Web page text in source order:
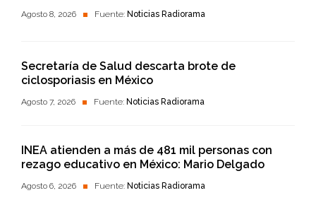
Agosto 8, 2026 Fuente: Noticias Radiorama
Secretaría de Salud descarta brote de
ciclosporiasis en México
Agosto 7, 2026 Fuente: Noticias Radiorama
INEA atienden a más de 481 mil personas con
rezago educativo en México: Mario Delgado
Agosto 6, 2026 Fuente: Noticias Radiorama